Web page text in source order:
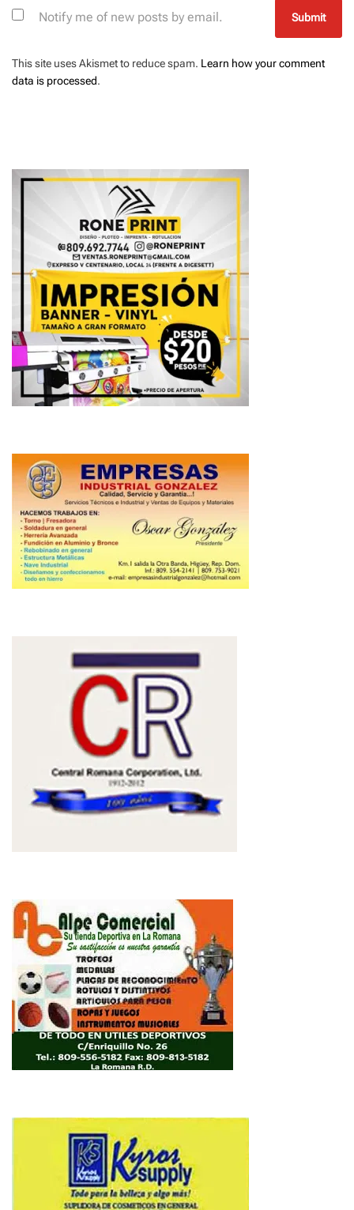
Notify me of new posts by email.
This site uses Akismet to reduce spam. Learn how your comment
data is processed.